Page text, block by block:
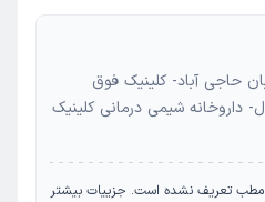
حاجی آباد- کلینیک فوق
شیمی درمانی کلینیک
مطب تعریف نشده است. جزییات بیشتر